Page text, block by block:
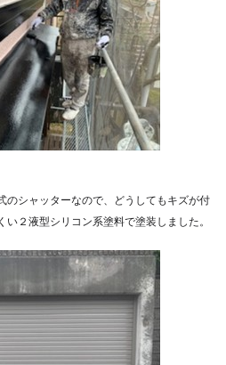
のシャッターなので、どうしてもキズが付
２液型シリコン系塗料で塗装しました。